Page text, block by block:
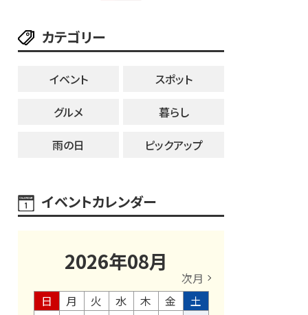
カテゴリー
イベント
スポット
グルメ
暮らし
雨の日
ピックアップ
イベントカレンダー
2026年08月
次月
日
月 火 水 木 金 土